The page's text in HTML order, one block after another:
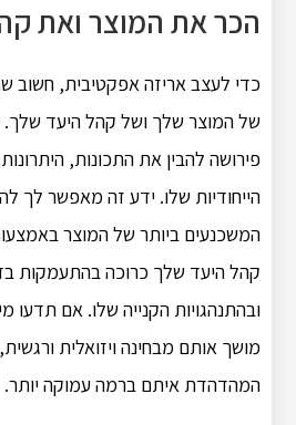
הכר את המוצר ואת
כדי לעצב אריזה אפקטיבית, חשוב
של המוצר שלך ושל קהל היעד שלך.
פירושה להבין את התכונות,
הייחודיות שלו.ידע זה מאפשר לך
המשכנעים ביותר של המוצר
קהל היעד שלך כרוכה בהתעמקות
ובהתנהגויות הקנייה שלו.אם תדעו
מושך אותם מבחינה ויזואלית
המהדהדת איתם ברמה עמוקה יותר.